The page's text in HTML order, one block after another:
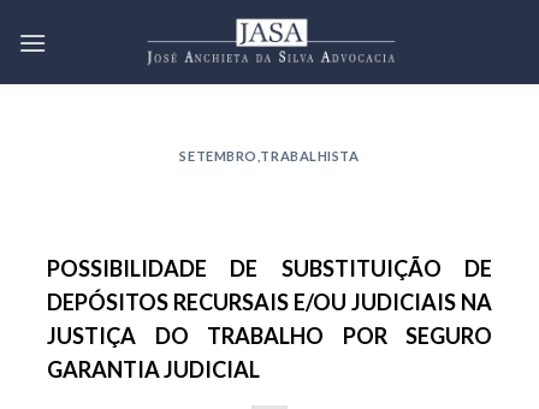
SETEMBRO TRABALHISTA
POSSIBILIDADE DE SUBSTITUIÇÃO DE
DEPÓSITOS RECURSAIS E/OU JUDICIAIS NA
JUSTIÇA DO TRABALHO POR SEGURO
GARANTIA JUDICIAL